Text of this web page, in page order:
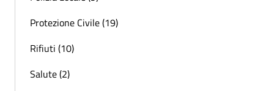
Protezione Civile (19)
Rifiuti (10)
Salute (2)